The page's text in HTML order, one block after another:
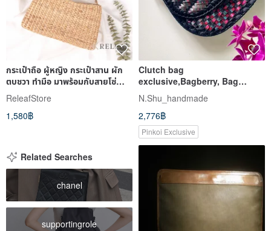
กระเป๋าถือ ผู้หญิง กระเป๋าสาน ผัก
ตบชวา ทำมือ มาพร้อมกับสายโซ่
กระเป๋า
ReleafStore
1,580฿
Clutch bag
exclusive,Bagberry, Bag
handbag, Bag handmade,
frame handbag
N.Shu_handmade
2,776฿
Pinkoi Exclusive
Related Searches
chanel
supportingrole